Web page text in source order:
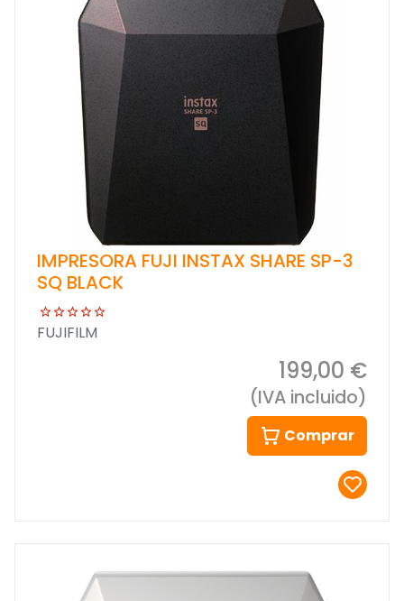
IMPRESORA FUJI INSTAX SHARE SP-3
SQ BLACK
FUJIFILM
199,00 €
(IVA incluido)
Comprar